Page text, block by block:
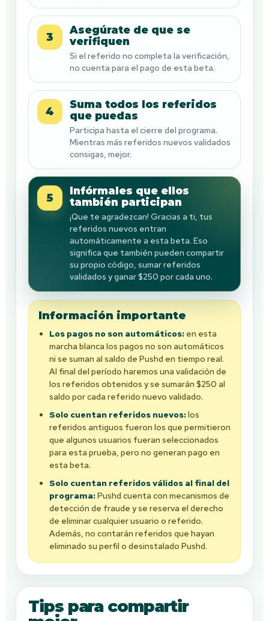
3
Asegúrate de que se
verifiquen
Si el referido no completa la verificación,
no cuenta para el pago de esta beta.
4
Suma todos los referidos
que puedas
Participa hasta el cierre del programa.
Mientras más referidos nuevos validados
consigas, mejor.
5
Infórmales que ellos
también participan
¡Que te agradezcan! Gracias a ti, tus
referidos nuevos entran
automáticamente a esta beta. Eso
significa que también pueden compartir
su propio código, sumar referidos
validados y ganar $250 por cada uno.
Información importante
Los pagos no son automáticos: en esta
marcha blanca los pagos no son automáticos
ni se suman al saldo de Pushd en tiempo real.
Al final del período haremos una validación de
los referidos obtenidos y se sumarán $250 al
saldo por cada referido nuevo validado.
Solo cuentan referidos nuevos:los
referidos antiguos fueron los que permitieron
que algunos usuarios fueran seleccionados
para esta prueba, pero no generan pago en
esta beta.
Solo cuentan referidos válidos al final del
programa:Pushd cuenta con mecanismos de
detección de fraude y se reserva el derecho
de eliminar cualquier usuario o referido.
Además, no contarán referidos que hayan
eliminado su perfil o desinstalado Pushd.
Tips para compartir